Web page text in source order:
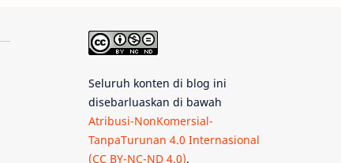
Menarik Dibaca
Galaksi Kerdil
Gambar Harian Titan
Bintang Neutron Hubble
Seluruh konten di blog ini
disebarluaskan di bawah
Atribusi-NonKomersial-
TanpaTurunan 4.0 Internasional
(CC BY-NC-ND 4.0).